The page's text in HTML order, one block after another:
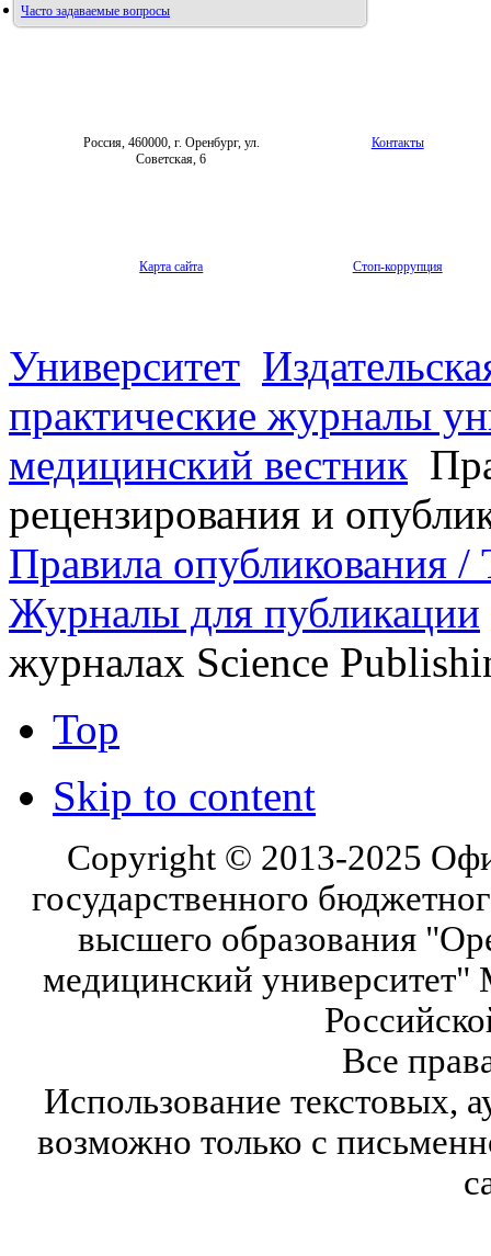
Фотогалерея
Часто задаваемые вопросы
Россия, 460000, г. Оренбург, ул.
Советская, 6
Контакты
Карта сайта Стоп-коррупция
Университет
практические журналы
медицинский вестник
рецензирования и
Правила опубликования
Журналы для публикации
журналах Science
Top
Skip to content
Copyright © 2013-2025
государственного
высшего образования
медицинский университет"
Все
Использование текстовых,
возможно только с